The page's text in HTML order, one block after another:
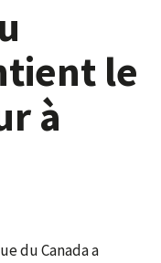
le
à
du Canada a